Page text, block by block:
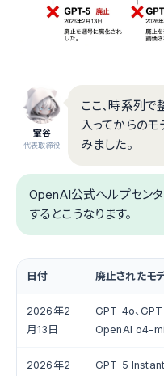
室谷
代表取締役
ここ、時系列で
入ってからの
みました。
OpenAI公式ヘルプセン
するとこうなります。
日付 廃止されたモ
2026年2
月13日
GPT-4o、
OpenAI o4-
2026年2
GPT-5